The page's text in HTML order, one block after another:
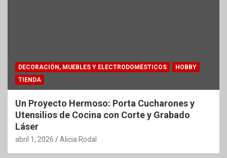
DECORACIÓN, MUEBLES Y ELECTRODOMÉSTICOS
HOBBY
TIENDA
Un Proyecto Hermoso: Porta Cucharones y
Utensilios de Cocina con Corte y Grabado
Láser
abril 1, 2026 Alicia Rodal